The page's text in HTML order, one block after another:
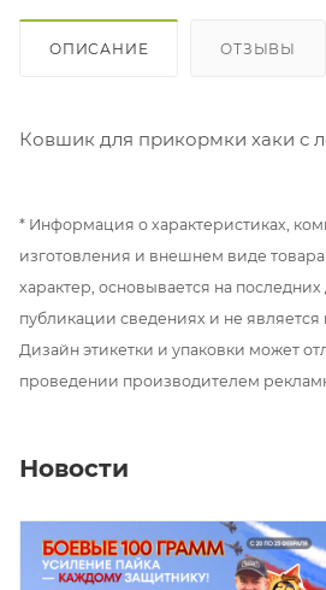
ОПИСАНИЕ ОТЗЫВЫ
Ковшик для прикормки хаки с
* Информация о характеристиках,
изготовления и внешнем виде
характер, основывается на
публикации сведениях и не является
Дизайн этикетки и упаковки может
проведении производителем
Новости